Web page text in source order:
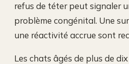
refus de téter peut signaler
problème congénital. Une
une réactivité accrue sont
Les chats âgés de plus de